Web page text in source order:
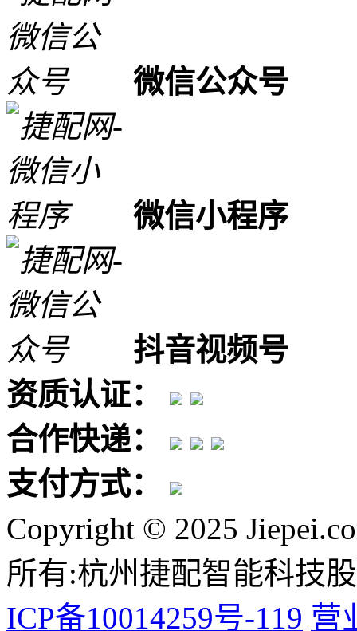
微信公众号
微信小程序
抖音视频号
资质认证：
合作快递：
支付方式：
Copyright © 2025
所有:杭州捷配智能科技
ICP备10014259号-119 营